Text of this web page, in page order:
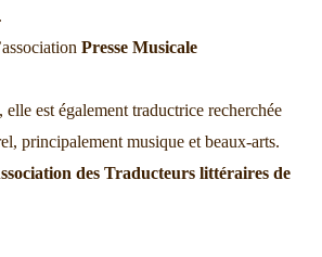
Presse Musicale
est également traductrice recherchée
principalement musique et beaux-arts.
des Traducteurs littéraires de